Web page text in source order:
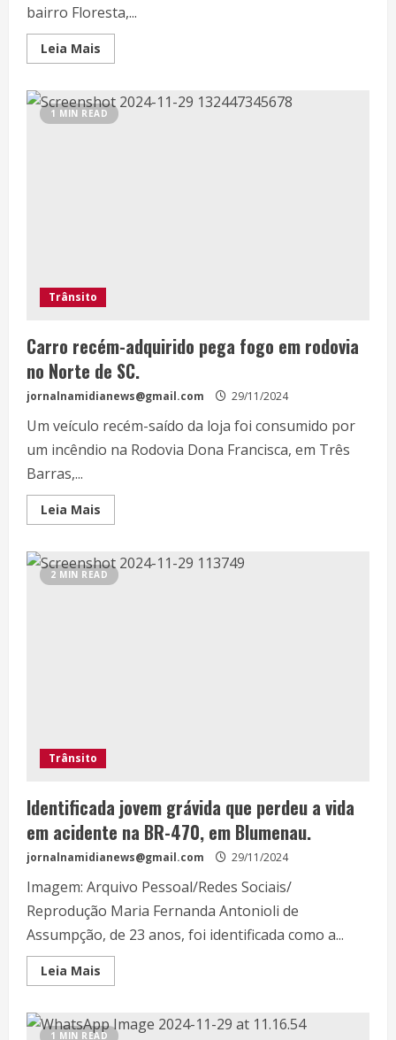
bairro Floresta,...
Leia Mais
1 MIN READ
Trânsito
Carro recém-adquirido pega fogo em rodovia
no Norte de SC.
jornalnamidianews@gmail.com 29/11/2024
Um veículo recém-saído da loja foi consumido por
um incêndio na Rodovia Dona Francisca, em Três
Barras,...
Leia Mais
2 MIN READ
Trânsito
Identificada jovem grávida que perdeu a vida
em acidente na BR-470, em Blumenau.
jornalnamidianews@gmail.com 29/11/2024
Imagem: Arquivo Pessoal/Redes Sociais/
Reprodução Maria Fernanda Antonioli de
Assumpção, de 23 anos, foi identificada como a...
Leia Mais
1 MIN READ